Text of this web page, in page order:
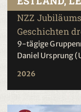
NZZ
Geschichten
9-tägige
Daniel Ursprung
2026